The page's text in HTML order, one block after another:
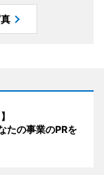
たの事業のPRを